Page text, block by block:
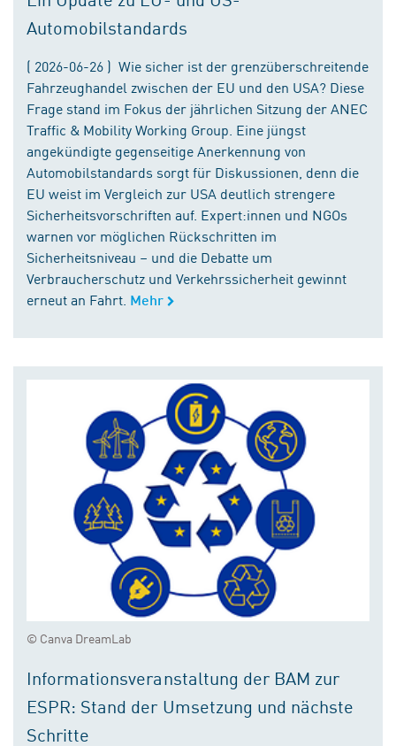
Automobilstandards
( 2026-06-26 ) Wie sicher ist der grenzüberschreitende
Fahrzeughandel zwischen der EU und den USA? Diese
Frage stand im Fokus der jährlichen Sitzung der ANEC
Traffic & Mobility Working Group. Eine jüngst
angekündigte gegenseitige Anerkennung von
Automobilstandards sorgt für Diskussionen, denn die
EU weist im Vergleich zur USA deutlich strengere
Sicherheitsvorschriften auf. Expert:innen und NGOs
warnen vor möglichen Rückschritten im
Sicherheitsniveau – und die Debatte um
Verbraucherschutz und Verkehrssicherheit gewinnt
erneut an Fahrt. Mehr
© Canva DreamLab
Informationsveranstaltung der BAM zur
ESPR: Stand der Umsetzung und nächste
Schritte